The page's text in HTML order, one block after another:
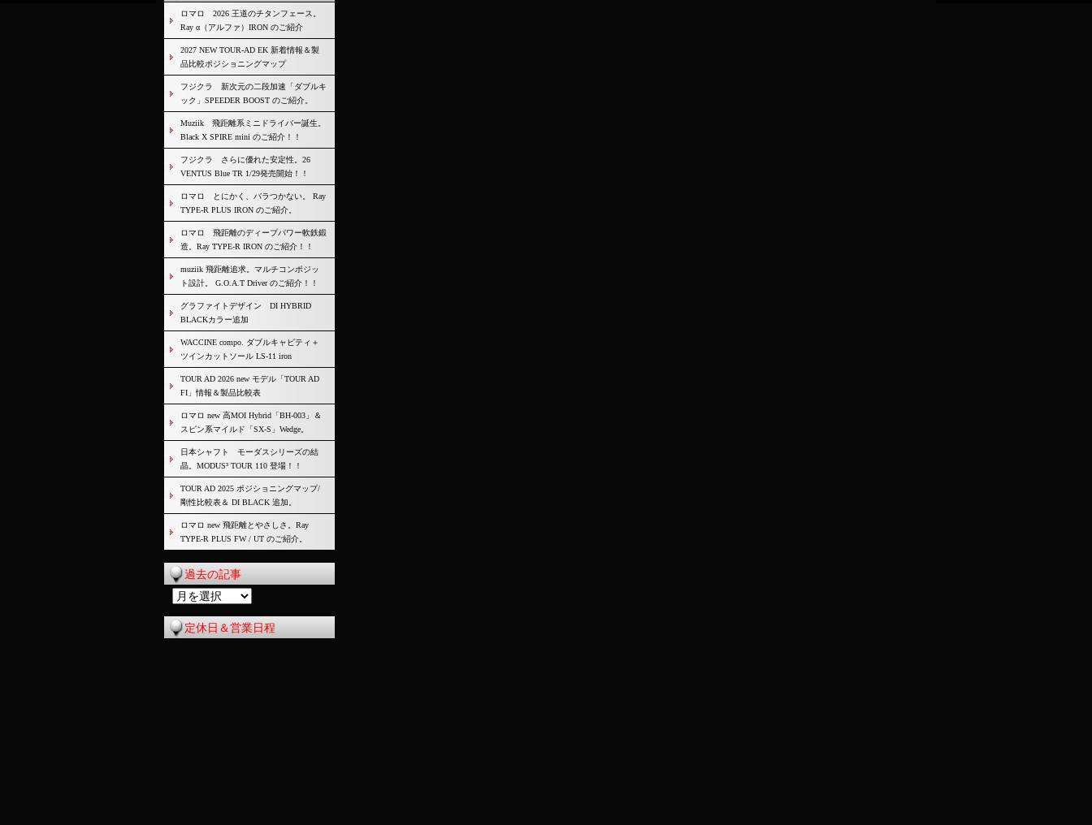
ロマロ 2026 王道のチタンフェース。
Ray α（アルファ）IRON のご紹介
2027 NEW TOUR-AD EK 新着情報＆製
品比較ポジショニングマップ
フジクラ 新次元の二段加速「ダブルキ
ック」SPEEDER BOOST のご紹介。
Muziik 飛距離系ミニドライバー誕生。
Black X SPIRE mini のご紹介！！
フジクラ さらに優れた安定性。26
VENTUS Blue TR 1/29発売開始！！
ロマロ とにかく、バラつかない。 Ray
TYPE-R PLUS IRON のご紹介。
ロマロ 飛距離のディープパワー軟鉄鍛
造。Ray TYPE-R IRON のご紹介！！
muziik 飛距離追求。マルチコンポジッ
ト設計。 G.O.A.T Driver のご紹介！！
グラファイトデザイン DI HYBRID
BLACKカラー追加
WACCINE compo. ダブルキャビティ＋
ツインカットソール LS-11 iron
TOUR AD 2026 new モデル「TOUR AD
FI」情報＆製品比較表
ロマロ new 高MOI Hybrid「BH-003」＆
スピン系マイルド「SX-S」Wedge。
日本シャフト モーダスシリーズの結
晶。MODUS³ TOUR 110 登場！！
TOUR AD 2025 ポジショニングマップ/
剛性比較表＆ DI BLACK 追加。
ロマロ new 飛距離とやさしさ。Ray
TYPE-R PLUS FW / UT のご紹介。
過去の記事
の
定休日＆営業日程